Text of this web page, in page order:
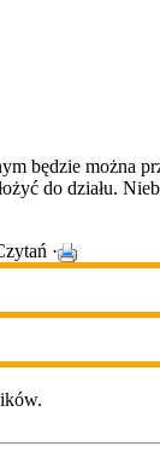
będzie można
do działu.
·